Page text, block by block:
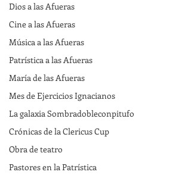
Dios a las Afueras
Cine a las Afueras
Música a las Afueras
Patrística a las Afueras
María de las Afueras
Mes de Ejercicios Ignacianos
La galaxia Sombradobleconpitufo
Crónicas de la Clericus Cup
Obra de teatro
Pastores en la Patrística